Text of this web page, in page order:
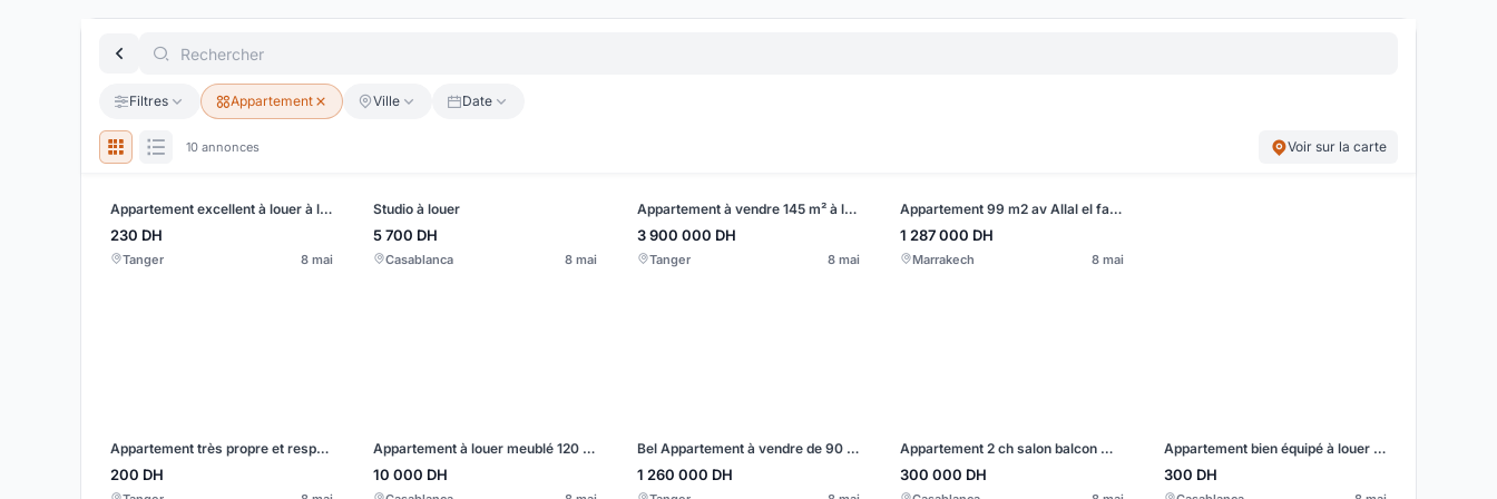
Filtres Appartement Ville Date
10 annonces Voir sur la carte
Appartement excellent à louer à la journée pour les familles, Wifi Netflix
230 DH
Tanger 8 mai
Studio à louer
5 700 DH
Casablanca 8 mai
Appartement à vendre 145 m² à la marina casablanca
3 900 000 DH
Tanger 8 mai
Appartement 99 m2 av Allal el fassi
1 287 000 DH
Marrakech 8 mai
Appartement très propre et respectable
200 DH
Appartement à louer meublé 120 m² à Californie
10 000 DH
Bel Appartement à vendre de 90 m² à Tanja Balia
1 260 000 DH
Appartement 2 ch salon balcon Martil 45m² 4ème étage
300 000 DH
Appartement bien équipé à louer à Martil.
300 DH